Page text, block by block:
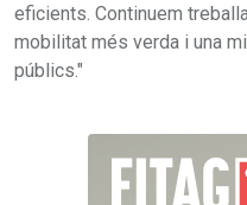
eficients. Continuem
mobilitat més verda i una
públics."